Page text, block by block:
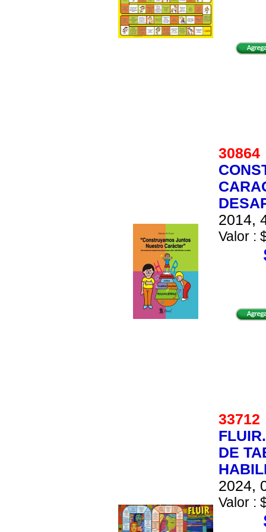
2014,
Valor :
DE
2024,
Valor :